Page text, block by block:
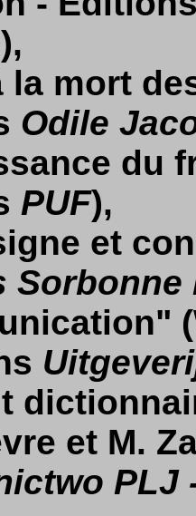
),
la mort
Odile
du
PUF),
et
Sorbonne
et M.
PLJ